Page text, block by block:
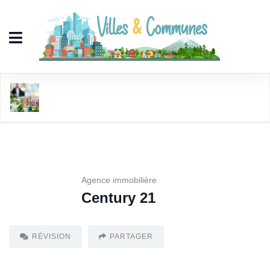
Agence immobilière
Century 21
RÉVISION PARTAGER